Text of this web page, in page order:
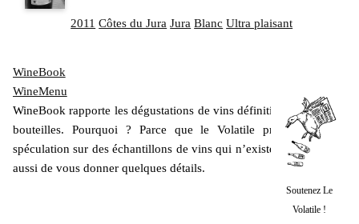
2011 Côtes du Jura Jura Blanc Ultra plaisant
WineBook
WineMenu
WineBook rapporte les dégustations de vins définitivement mis en
bouteilles. Pourquoi ? Parce que le Volatile préfère. Pas de
spéculation sur des échantillons de vins qui n’existent pas. Il tente
aussi de vous donner quelques détails.
Soutenez Le
Volatile !